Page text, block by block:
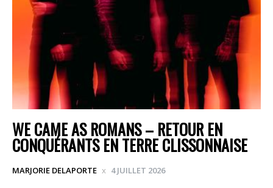
WE CAME AS ROMANS – RETOUR EN
CONQUÉRANTS EN TERRE CLISSONNAISE
MARJORIE DELAPORTE 4 JUILLET 2026